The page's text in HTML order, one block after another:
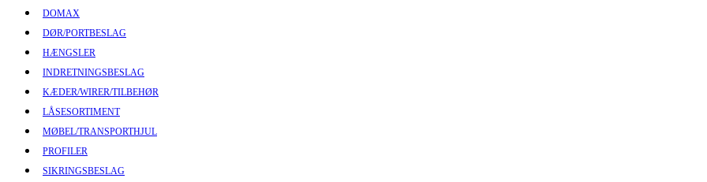
DOMAX
DØR/PORTBESLAG
HÆNGSLER
INDRETNINGSBESLAG
KÆDER/WIRER/TILBEHØR
LÅSESORTIMENT
MØBEL/TRANSPORTHJUL
PROFILER
SIKRINGSBESLAG